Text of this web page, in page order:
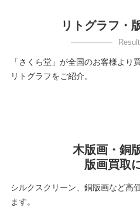
リトグラフ・
「さくら堂」が全国のお客様より
リトグラフをご紹介。
木版画・銅
版画買取
シルクスクリーン、銅版画など高
ます。